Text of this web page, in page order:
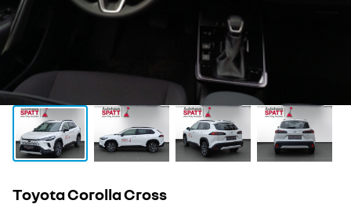
Toyota Corolla Cross